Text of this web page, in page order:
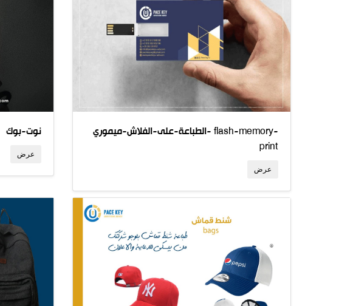
نوت-بوك
عرض
الطباعة-على-الفلاش-ميموري- flash-memory-
print
عرض